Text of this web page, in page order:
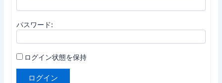
パスワード:
ログイン状態を保持
ログイン